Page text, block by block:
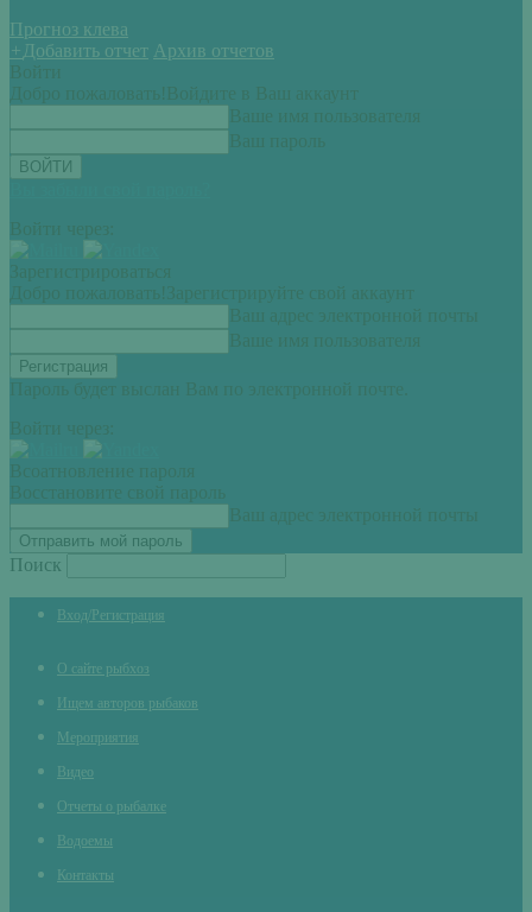
Прогноз клева
+ Добавить отчет Архив отчетов
Войти
Добро пожаловать! Войдите в Ваш аккаунт
Ваше имя пользователя
Ваш пароль
Войти через:
Зарегистрироваться
Добро пожаловать! Зарегистрируйте свой аккаунт
Ваш адрес электронной почты
Ваше имя пользователя
Пароль будет выслан Вам по электронной почте.
Войти через:
Всоатновление пароля
Восстановите свой пароль
Ваш адрес электронной почты
Поиск
Вход/Регистрация
О сайте рыбхоз
Ищем авторов рыбаков
Мероприятия
Видео
Отчеты о рыбалке
Водоемы
Контакты